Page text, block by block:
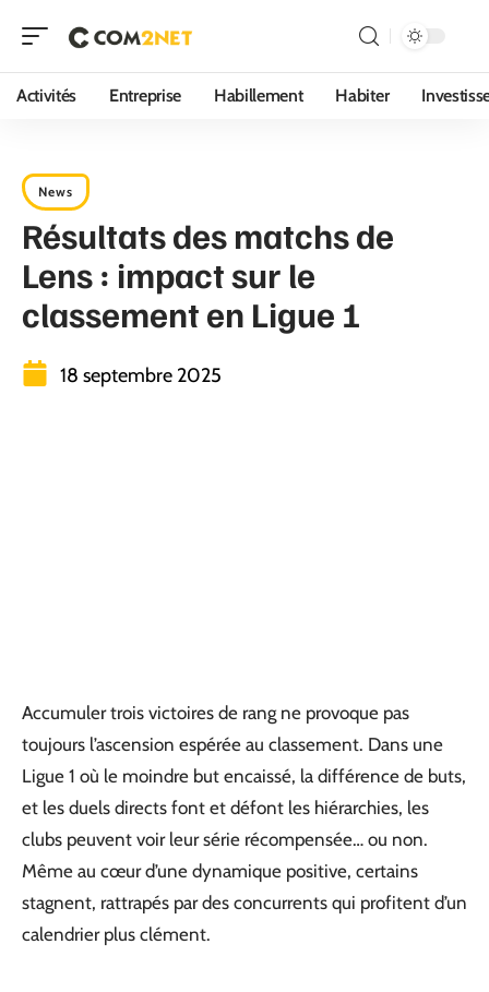
Activités Entreprise Habillement Habiter
News
Résultats des matchs de
Lens : impact sur le
classement en Ligue 1
18 septembre 2025
Accumuler trois victoires de rang ne provoque pas
toujours l’ascension espérée au classement. Dans une
Ligue 1 où le moindre but encaissé, la différence de buts,
et les duels directs font et défont les hiérarchies, les
clubs peuvent voir leur série récompensée… ou non.
Même au cœur d’une dynamique positive, certains
stagnent, rattrapés par des concurrents qui profitent d’un
calendrier plus clément.